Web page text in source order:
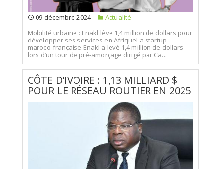
09 décembre 2024
Actualité
Mobilité urbaine : Enakl lève 1,4 million de dollars pour
développer ses services en AfriqueLa startup
maroco-française Enakl a levé 1,4 million de dollars
lors d’un tour de pré-amorçage dirigé par Ca...
CÔTE D’IVOIRE : 1,13 MILLIARD $
POUR LE RÉSEAU ROUTIER EN 2025